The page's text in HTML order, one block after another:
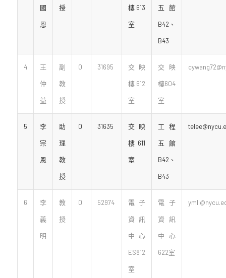
國
恩
授 樓613
室
五館
B42、
B43
4 王
仲
益
副
教
授
0 31695 交映
樓612
室
交映
樓604
室
5 李
宗
恩
助
理
教
授
0 31635 交映
樓611
室
工程
五館
B42、
B43
6 李
義
明
教
授
0 52974 電子
資訊
中心
ES812
室
電子
資訊
中心
622室